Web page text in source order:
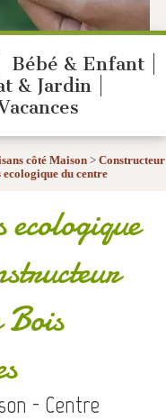
Bébé & Enfant
& Jardin
côté Maison > Constructeur
du centre
- Centre